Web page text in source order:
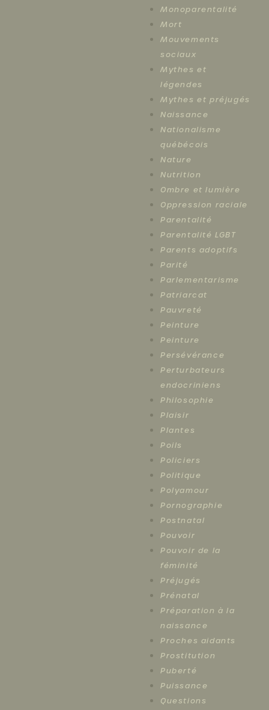
Monoparentalité
Mort
Mouvements
sociaux
Mythes et
légendes
Mythes et préjugés
Naissance
Nationalisme
québécois
Nature
Nutrition
Ombre et lumière
Oppression raciale
Parentalité
Parentalité LGBT
Parents adoptifs
Parité
Parlementarisme
Patriarcat
Pauvreté
Peinture
Peinture
Persévérance
Perturbateurs
endocriniens
Philosophie
Plaisir
Plantes
Poils
Policiers
Politique
Polyamour
Pornographie
Postnatal
Pouvoir
Pouvoir de la
féminité
Préjugés
Prénatal
Préparation à la
naissance
Proches aidants
Prostitution
Puberté
Puissance
Questions